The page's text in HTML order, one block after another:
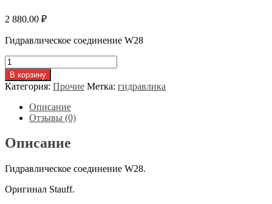
2 880.00 ₽
Гидравлическое соединение W28
Количество
товара
Гидравлическое
соединение
W28
В корзину
Категория: Прочие Метка: гидравлика
Описание
Отзывы (0)
Описание
Гидравлическое соединение W28.
Оригинал Stauff.